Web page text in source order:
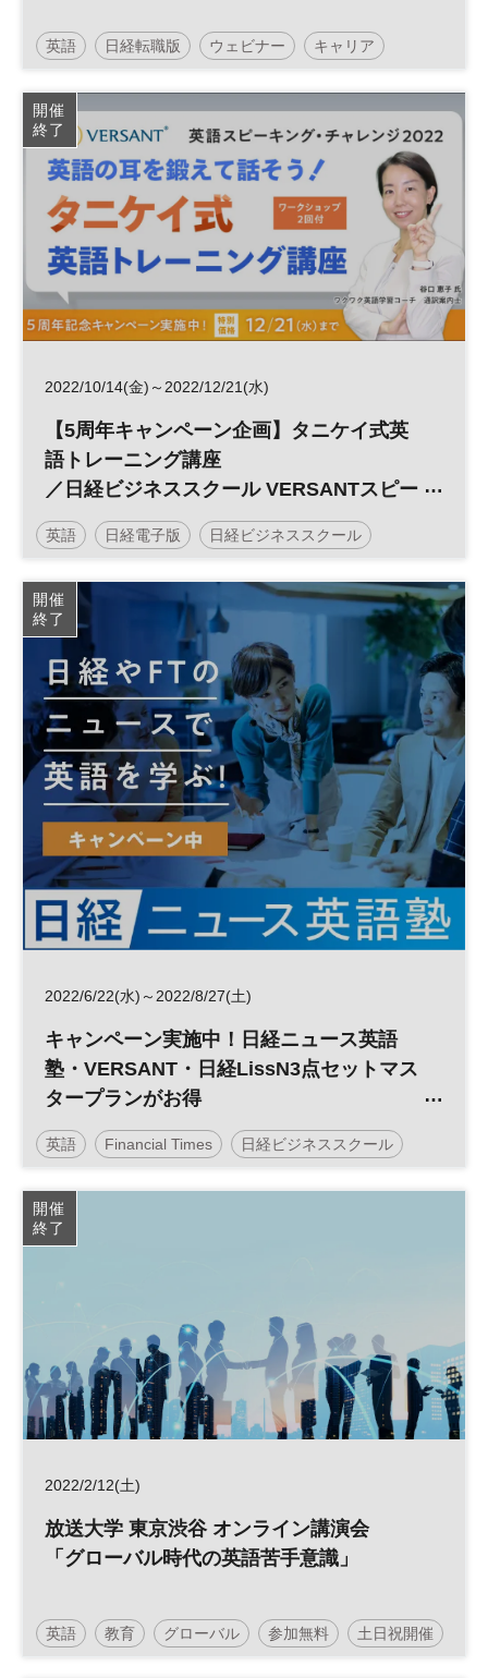
英語 日経転職版 ウェビナー キャリア
参加無料
開催
終了
2022/10/14(金)～2022/12/21(水)
【5周年キャンペーン企画】タニケイ式英
語トレーニング講座
／日経ビジネススクール VERSANTスピー
キング・チャレンジ
英語 日経電子版 日経ビジネススクール
開催
終了
2022/6/22(水)～2022/8/27(土)
キャンペーン実施中！日経ニュース英語
塾・VERSANT・日経LissN3点セットマス
タープランがお得
／日経ビジネススクール
英語 Financial Times 日経ビジネススクール
開催
終了
2022/2/12(土)
放送大学 東京渋谷 オンライン講演会
「グローバル時代の英語苦手意識」
英語 教育 グローバル 参加無料 土日祝開催